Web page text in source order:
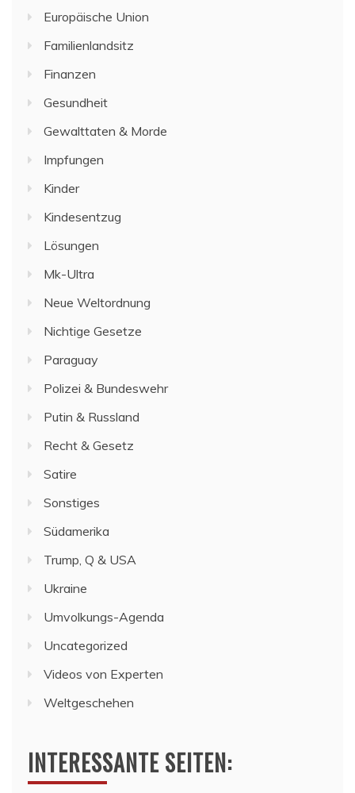
Europäische Union
Familienlandsitz
Finanzen
Gesundheit
Gewalttaten & Morde
Impfungen
Kinder
Kindesentzug
Lösungen
Mk-Ultra
Neue Weltordnung
Nichtige Gesetze
Paraguay
Polizei & Bundeswehr
Putin & Russland
Recht & Gesetz
Satire
Sonstiges
Südamerika
Trump, Q & USA
Ukraine
Umvolkungs-Agenda
Uncategorized
Videos von Experten
Weltgeschehen
INTERESSANTE SEITEN: